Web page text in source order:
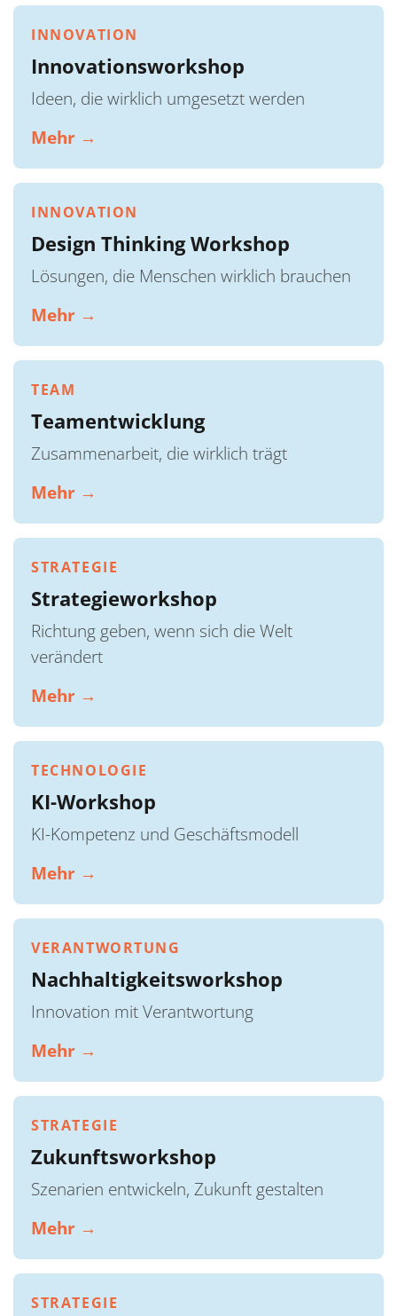
INNOVATION
Innovationsworkshop
Ideen, die wirklich umgesetzt werden
Mehr →
INNOVATION
Design Thinking Workshop
Lösungen, die Menschen wirklich brauchen
Mehr →
TEAM
Teamentwicklung
Zusammenarbeit, die wirklich trägt
Mehr →
STRATEGIE
Strategieworkshop
Richtung geben, wenn sich die Welt
verändert
Mehr →
TECHNOLOGIE
KI-Workshop
KI-Kompetenz und Geschäftsmodell
Mehr →
VERANTWORTUNG
Nachhaltigkeitsworkshop
Innovation mit Verantwortung
Mehr →
STRATEGIE
Zukunftsworkshop
Szenarien entwickeln, Zukunft gestalten
Mehr →
STRATEGIE